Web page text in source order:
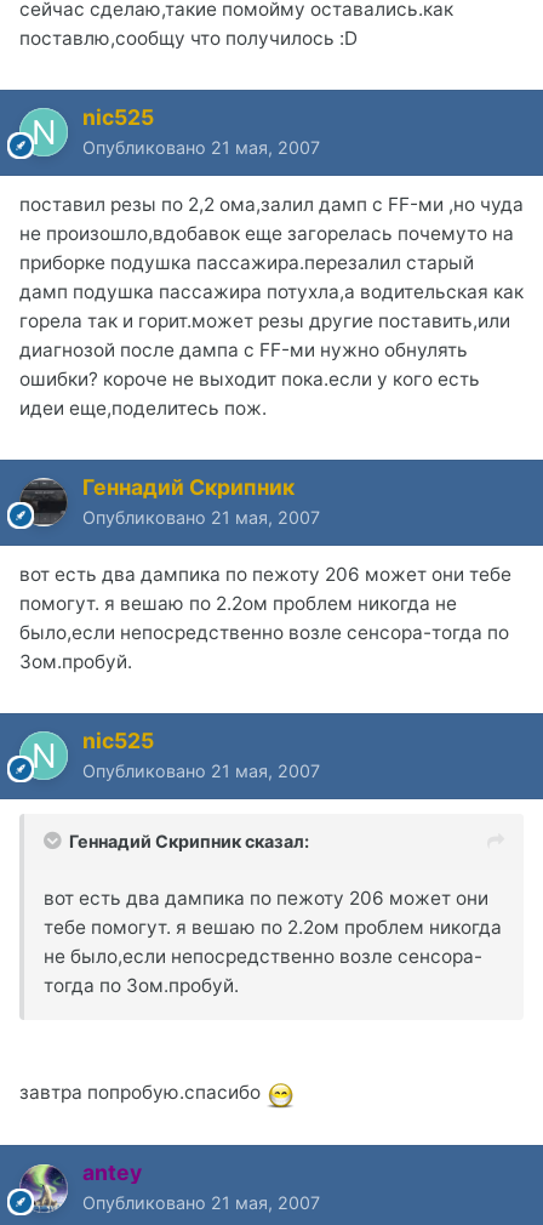
сейчас сделаю,такие помойму оставались.как
поставлю,сообщу что получилось :D
nic525
Опубликовано 21 мая, 2007
поставил резы по 2,2 ома,залил дамп с FF-ми ,но чуда
не произошло,вдобавок еще загорелась почемуто на
приборке подушка пассажира.перезалил старый
дамп подушка пассажира потухла,а водительская как
горела так и горит.может резы другие поставить,или
диагнозой после дампа с FF-ми нужно обнулять
ошибки? короче не выходит пока.если у кого есть
идеи еще,поделитесь пож.
Геннадий Скрипник
Опубликовано 21 мая, 2007
вот есть два дампика по пежоту 206 может они тебе
помогут. я вешаю по 2.2ом проблем никогда не
было,если непосредственно возле сенсора-тогда по
3ом.пробуй.
nic525
Опубликовано 21 мая, 2007
Геннадий Скрипник сказал:
вот есть два дампика по пежоту 206 может они
тебе помогут. я вешаю по 2.2ом проблем никогда
не было,если непосредственно возле сенсора-
тогда по 3ом.пробуй.
завтра попробую.спасибо
antey
Опубликовано 21 мая, 2007